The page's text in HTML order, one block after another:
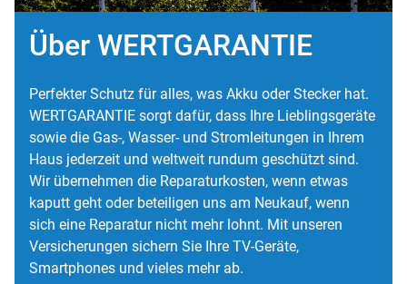
Über WERTGARANTIE
Perfekter Schutz für alles, was Akku oder Stecker hat.
WERTGARANTIE sorgt dafür, dass Ihre Lieblingsgeräte
sowie die Gas-, Wasser- und Stromleitungen in Ihrem
Haus jederzeit und weltweit rundum geschützt sind.
Wir übernehmen die Reparaturkosten, wenn etwas
kaputt geht oder beteiligen uns am Neukauf, wenn
sich eine Reparatur nicht mehr lohnt. Mit unseren
Versicherungen sichern Sie Ihre TV-Geräte,
Smartphones und vieles mehr ab.